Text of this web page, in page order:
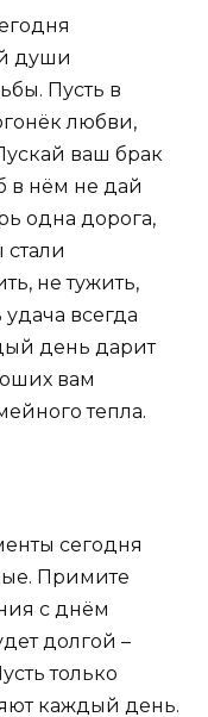
души
Пусть в
любви,
ваш брак
в нём не дай
одна дорога,
не тужить,
всегда
день дарит
вам
тепла.
сегодня
Примите
с днём
долгой –
только
каждый день.